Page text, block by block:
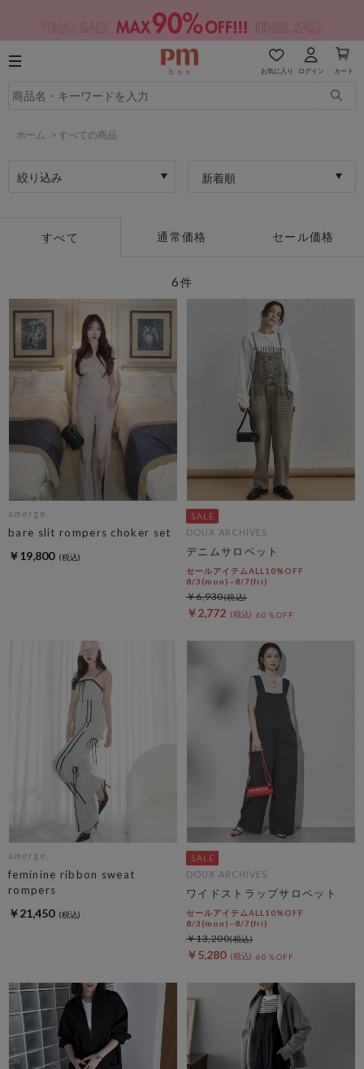
お気に入り ログイン カート
ホーム > すべての商品
絞り込み 新着順
すべて 通常価格 セール価格
6件
amerge.
bare slit rompers choker set
￥19,800
DOUX ARCHIVES
デニムサロペット
セールアイテムALL10%OFF
8/3(mon)~8/7(fri)
￥2,772 60％OFF
￥6,930
amerge.
feminine ribbon sweat
rompers
￥21,450
DOUX ARCHIVES
ワイドストラップサロペット
セールアイテムALL10%OFF
8/3(mon)~8/7(fri)
￥5,280 60％OFF
￥13,200